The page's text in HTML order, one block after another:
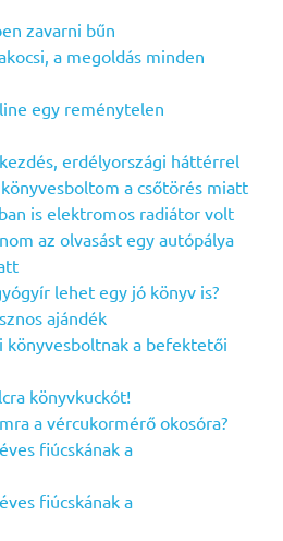
zavarni bűn
a megoldás minden
egy reménytelen
erdélyországi háttérrel
a csőtörés miatt
is elektromos radiátor volt
az olvasást egy autópálya
lehet egy jó könyv is?
ajándék
könyvesboltnak a befektetői
könyvkuckót!
a vércukormérő okosóra?
fiúcskának a
fiúcskának a